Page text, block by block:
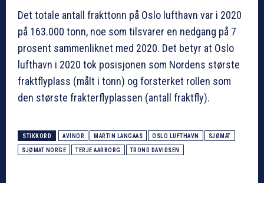
Det totale antall frakttonn på Oslo lufthavn var i 2020
på 163.000 tonn, noe som tilsvarer en nedgang på 7
prosent sammenliknet med 2020. Det betyr at Oslo
lufthavn i 2020 tok posisjonen som Nordens største
fraktflyplass (målt i tonn) og forsterket rollen som
den største frakterflyplassen (antall fraktfly).
STIKKORD AVINOR MARTIN LANGAAS OSLO LUFTHAVN SJØMAT
SJØMAT NORGE TERJE AARBORG TROND DAVIDSEN